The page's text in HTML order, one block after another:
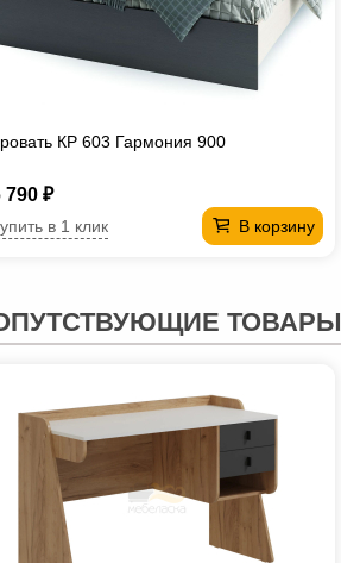
КР 603 Гармония 900
790 ₽
В корзину
в 1 клик
ТОВАРЫ